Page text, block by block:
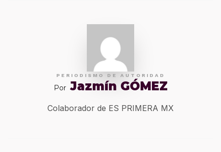
PERIODISMO DE AUTORIDAD
Por Jazmín GÓMEZ
Colaborador de ES PRIMERA MX